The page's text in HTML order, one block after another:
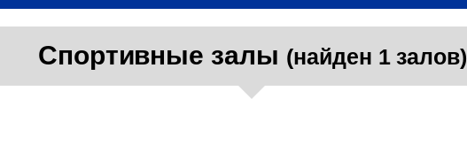
Спортивные залы (найден 1 залов)